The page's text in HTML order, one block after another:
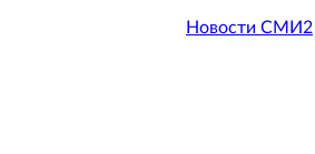
Новости СМИ2